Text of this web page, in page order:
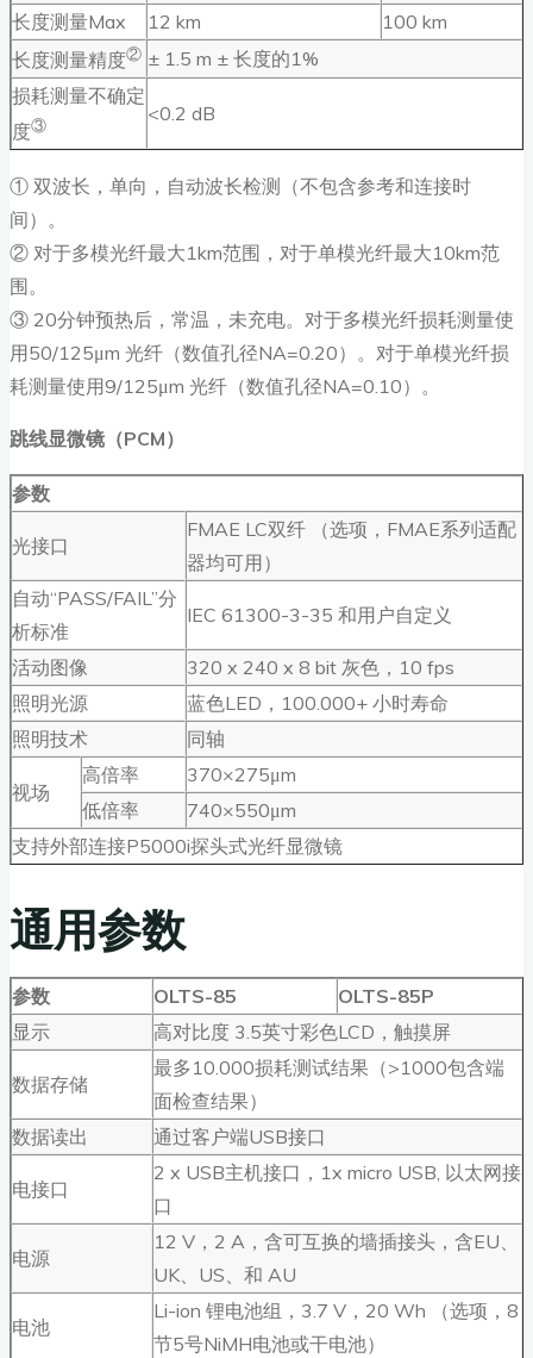
长度测量Max
12 km
100 km
长度测量精度② ± 1.5 m ± 长度的1%
损耗测量不确定
度③ <0.2 dB
① 双波长，单向，自动波长检测（不包含参考和连接时
间）。
② 对于多模光纤最大1km范围，对于单模光纤最大10km范
围。
③ 20分钟预热后，常温，未充电。对于多模光纤损耗测量使
用50/125μm 光纤（数值孔径NA=0.20）。对于单模光纤损
耗测量使用9/125μm 光纤（数值孔径NA=0.10）。
跳线显微镜（PCM）
参数
光接口
FMAE LC双纤 （选项，FMAE系列适配
器均可用）
自动“PASS/FAIL”分
析标准
IEC 61300-3-35 和用户自定义
活动图像
320 x 240 x 8 bit 灰色，10 fps
照明光源
蓝色LED，100.000+ 小时寿命
照明技术
同轴
视场
高倍率
370×275μm
低倍率
740×550μm
支持外部连接P5000i探头式光纤显微镜
通用参数
参数 OLTS-85
OLTS-85P
显示
高对比度 3.5英寸彩色LCD，触摸屏
数据存储
最多10.000损耗测试结果（>1000包含端
面检查结果）
数据读出
通过客户端USB接口
电接口
2 x USB主机接口，1x micro USB, 以太网接
口
电源
12 V，2 A，含可互换的墙插接头，含EU、
UK、US、和 AU
电池
Li-ion 锂电池组，3.7 V，20 Wh （选项，8
节5号NiMH电池或干电池）